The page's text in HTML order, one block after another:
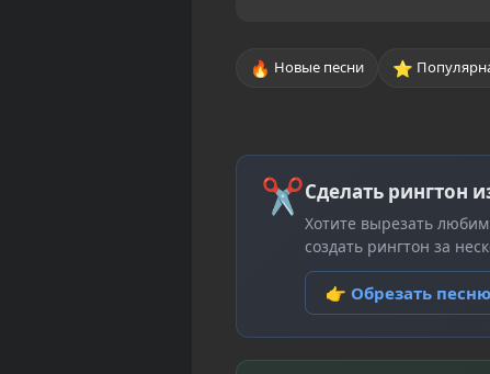
🔥 Новые песни ⭐
✂Сделать рингтон
Хотите вырезать
создать рингтон за
👉 Обрезать